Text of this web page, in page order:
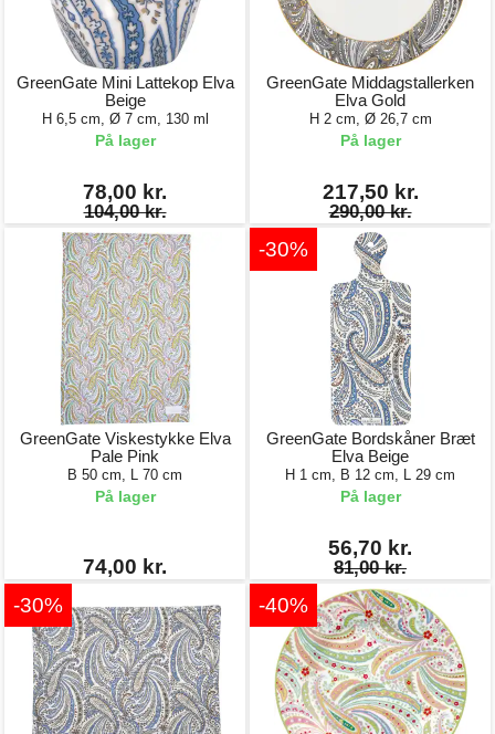
GreenGate Mini Lattekop Elva
Beige
H 6,5 cm, Ø 7 cm, 130 ml
På lager
78,00 kr.
104,00 kr.
GreenGate Middagstallerken
Elva Gold
H 2 cm, Ø 26,7 cm
På lager
217,50 kr.
290,00 kr.
GreenGate Viskestykke Elva
Pale Pink
B 50 cm, L 70 cm
På lager
74,00 kr.
-30%
GreenGate Bordskåner Bræt
Elva Beige
H 1 cm, B 12 cm, L 29 cm
På lager
56,70 kr.
81,00 kr.
-30% -40%